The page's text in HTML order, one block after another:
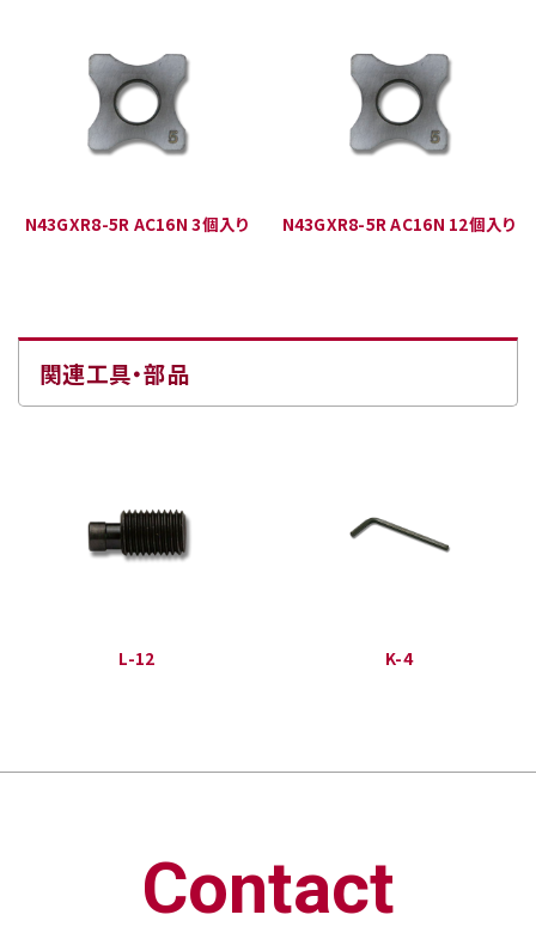
N43GXR8-5R AC16N 3個入り N43GXR8-5R AC16N 12個入り
関連工具・部品
L-12 K-4
Contact